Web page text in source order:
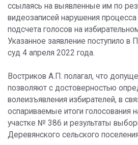
ссылаясь на выявленные им по
видеозаписей нарушения процесса
подсчета голосов на
Указанное заявление поступило в
суд 4 апреля 2022 года.
Востриков А.П. полагал, что
позволяют с достоверностью
волеизъявления избирателей, в
оспариваемые итоги голосования
участке № 386 и результаты
Деревянского сельского